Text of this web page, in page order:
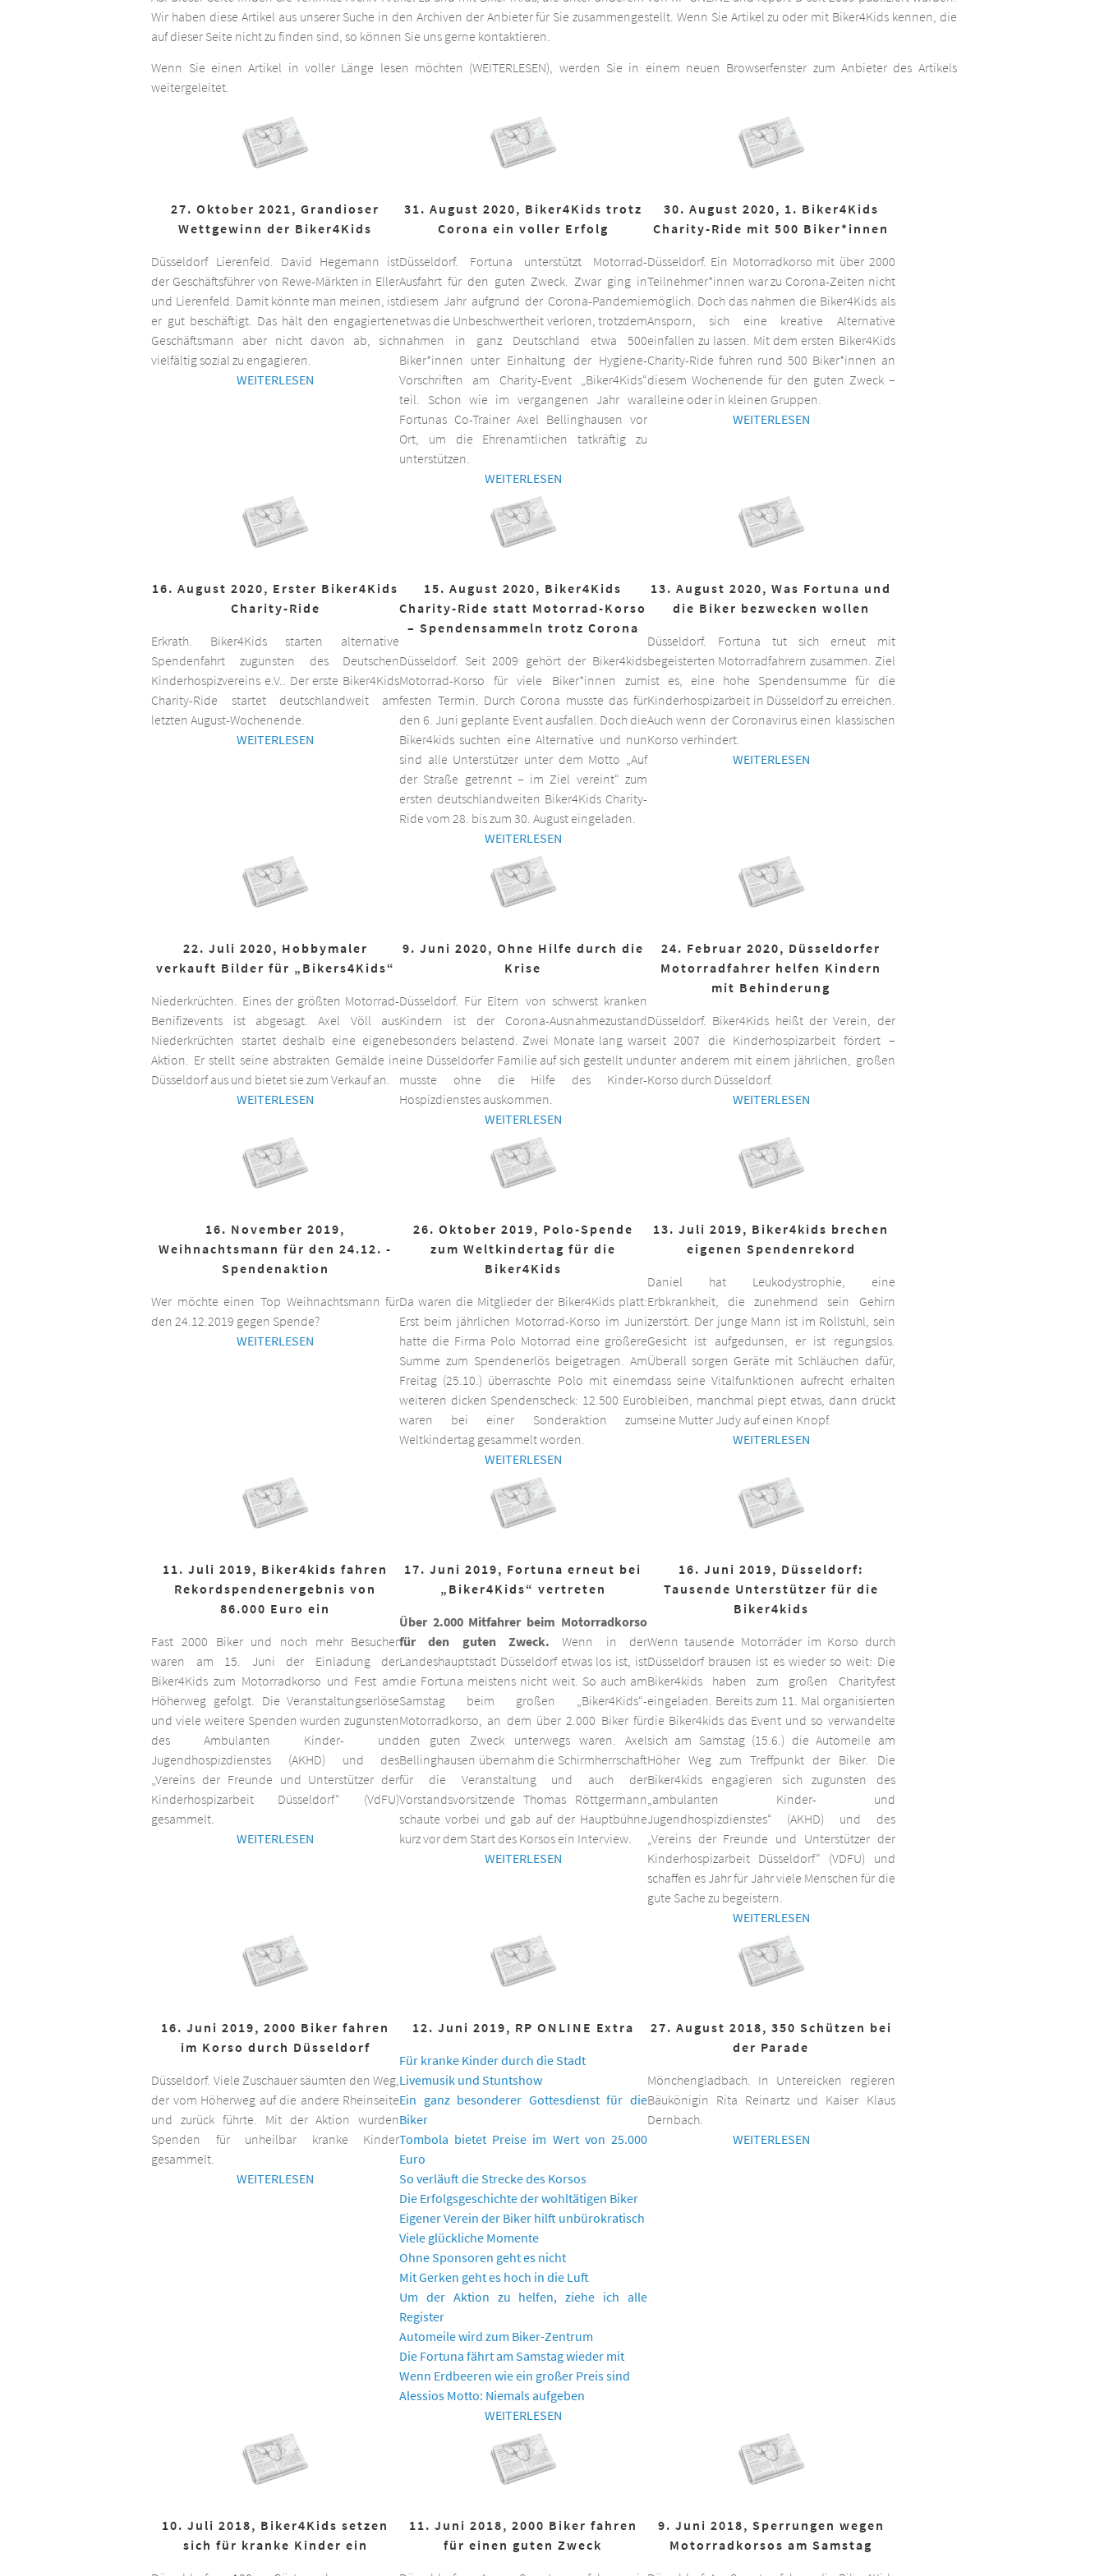
Wir haben diese Artikel aus unserer Suche in den Archiven der Anbieter für Sie zusammengestellt. Wenn Sie Artikel zu oder mit Biker4Kids kennen, die
auf dieser Seite nicht zu finden sind, so können Sie uns gerne kontaktieren.
Wenn Sie einen Artikel in voller Länge lesen möchten (WEITERLESEN), werden Sie in einem neuen Browserfenster zum Anbieter des Artikels
weitergeleitet.
27. Oktober 2021, Grandioser
Wettgewinn der Biker4Kids
Düsseldorf Lierenfeld. David Hegemann ist
der Geschäftsführer von Rewe-Märkten in Eller
und Lierenfeld. Damit könnte man meinen, ist
er gut beschäftigt. Das hält den engagierten
Geschäftsmann aber nicht davon ab, sich
vielfältig sozial zu engagieren.
WEITERLESEN
31. August 2020, Biker4Kids trotz
Corona ein voller Erfolg
Düsseldorf. Fortuna unterstützt Motorrad-
Ausfahrt für den guten Zweck. Zwar ging in
diesem Jahr aufgrund der Corona-Pandemie
etwas die Unbeschwertheit verloren, trotzdem
nahmen in ganz Deutschland etwa 500
Biker*innen unter Einhaltung der Hygiene-
Vorschriften am Charity-Event „Biker4Kids“
teil. Schon wie im vergangenen Jahr war
Fortunas Co-Trainer Axel Bellinghausen vor
Ort, um die Ehrenamtlichen tatkräftig zu
unterstützen.
WEITERLESEN
30. August 2020, 1. Biker4Kids
Charity-Ride mit 500 Biker*innen
Düsseldorf. Ein Motorradkorso mit über 2000
Teilnehmer*innen war zu Corona-Zeiten nicht
möglich. Doch das nahmen die Biker4Kids als
Ansporn, sich eine kreative Alternative
einfallen zu lassen. Mit dem ersten Biker4Kids
Charity-Ride fuhren rund 500 Biker*innen an
diesem Wochenende für den guten Zweck –
alleine oder in kleinen Gruppen.
WEITERLESEN
16. August 2020, Erster Biker4Kids
Charity-Ride
Erkrath. Biker4Kids starten alternative
Spendenfahrt zugunsten des Deutschen
Kinderhospizvereins e.V.. Der erste Biker4Kids
Charity-Ride startet deutschlandweit am
letzten August-Wochenende.
WEITERLESEN
15. August 2020, Biker4Kids
Charity-Ride statt Motorrad-Korso
– Spendensammeln trotz Corona
Düsseldorf. Seit 2009 gehört der Biker4kids
Motorrad-Korso für viele Biker*innen zum
festen Termin. Durch Corona musste das für
den 6. Juni geplante Event ausfallen. Doch die
Biker4kids suchten eine Alternative und nun
sind alle Unterstützer unter dem Motto „Auf
der Straße getrennt – im Ziel vereint“ zum
ersten deutschlandweiten Biker4Kids Charity-
Ride vom 28. bis zum 30. August eingeladen.
WEITERLESEN
13. August 2020, Was Fortuna und
die Biker bezwecken wollen
Düsseldorf. Fortuna tut sich erneut mit
begeisterten Motorradfahrern zusammen. Ziel
ist es, eine hohe Spendensumme für die
Kinderhospizarbeit in Düsseldorf zu erreichen.
Auch wenn der Coronavirus einen klassischen
Korso verhindert.
WEITERLESEN
22. Juli 2020, Hobbymaler
verkauft Bilder für „Bikers4Kids“
Niederkrüchten. Eines der größten Motorrad-
Benifizevents ist abgesagt. Axel Völl aus
Niederkrüchten startet deshalb eine eigene
Aktion. Er stellt seine abstrakten Gemälde in
Düsseldorf aus und bietet sie zum Verkauf an.
WEITERLESEN
9. Juni 2020, Ohne Hilfe durch die
Krise
Düsseldorf. Für Eltern von schwerst kranken
Kindern ist der Corona-Ausnahmezustand
besonders belastend. Zwei Monate lang war
eine Düsseldorfer Familie auf sich gestellt und
musste ohne die Hilfe des Kinder-
Hospizdienstes auskommen.
WEITERLESEN
24. Februar 2020, Düsseldorfer
Motorradfahrer helfen Kindern
mit Behinderung
Düsseldorf. Biker4Kids heißt der Verein, der
seit 2007 die Kinderhospizarbeit fördert –
unter anderem mit einem jährlichen, großen
Korso durch Düsseldorf.
WEITERLESEN
16. November 2019,
Weihnachtsmann für den 24.12. -
Spendenaktion
Wer möchte einen Top Weihnachtsmann für
den 24.12.2019 gegen Spende?
WEITERLESEN
26. Oktober 2019, Polo-Spende
zum Weltkindertag für die
Biker4Kids
Da waren die Mitglieder der Biker4Kids platt:
Erst beim jährlichen Motorrad-Korso im Juni
hatte die Firma Polo Motorrad eine größere
Summe zum Spendenerlös beigetragen. Am
Freitag (25.10.) überraschte Polo mit einem
weiteren dicken Spendenscheck: 12.500 Euro
waren bei einer Sonderaktion zum
Weltkindertag gesammelt worden.
WEITERLESEN
13. Juli 2019, Biker4kids brechen
eigenen Spendenrekord
Daniel hat Leukodystrophie, eine
Erbkrankheit, die zunehmend sein Gehirn
zerstört. Der junge Mann ist im Rollstuhl, sein
Gesicht ist aufgedunsen, er ist regungslos.
Überall sorgen Geräte mit Schläuchen dafür,
dass seine Vitalfunktionen aufrecht erhalten
bleiben, manchmal piept etwas, dann drückt
seine Mutter Judy auf einen Knopf.
WEITERLESEN
11. Juli 2019, Biker4kids fahren
Rekordspendenergebnis von
86.000 Euro ein
Fast 2000 Biker und noch mehr Besucher
waren am 15. Juni der Einladung der
Biker4Kids zum Motorradkorso und Fest am
Höherweg gefolgt. Die Veranstaltungserlöse
und viele weitere Spenden wurden zugunsten
des Ambulanten Kinder- und
Jugendhospizdienstes (AKHD) und des
„Vereins der Freunde und Unterstützer der
Kinderhospizarbeit Düsseldorf“ (VdFU)
gesammelt.
WEITERLESEN
17. Juni 2019, Fortuna erneut bei
„Biker4Kids“ vertreten
Über 2.000 Mitfahrer beim Motorradkorso
für den guten Zweck. Wenn in der
Landeshauptstadt Düsseldorf etwas los ist, ist
die Fortuna meistens nicht weit. So auch am
Samstag beim großen „Biker4Kids“-
Motorradkorso, an dem über 2.000 Biker für
den guten Zweck unterwegs waren. Axel
Bellinghausen übernahm die Schirmherrschaft
für die Veranstaltung und auch der
Vorstandsvorsitzende Thomas Röttgermann
schaute vorbei und gab auf der Hauptbühne
kurz vor dem Start des Korsos ein Interview.
WEITERLESEN
16. Juni 2019, Düsseldorf:
Tausende Unterstützer für die
Biker4kids
Wenn tausende Motorräder im Korso durch
Düsseldorf brausen ist es wieder so weit: Die
Biker4kids haben zum großen Charityfest
eingeladen. Bereits zum 11. Mal organisierten
die Biker4kids das Event und so verwandelte
sich am Samstag (15.6.) die Automeile am
Höher Weg zum Treffpunkt der Biker. Die
Biker4kids engagieren sich zugunsten des
„ambulanten Kinder- und
Jugendhospizdienstes“ (AKHD) und des
„Vereins der Freunde und Unterstützer der
Kinderhospizarbeit Düsseldorf“ (VDFU) und
schaffen es Jahr für Jahr viele Menschen für die
gute Sache zu begeistern.
WEITERLESEN
16. Juni 2019, 2000 Biker fahren
im Korso durch Düsseldorf
Düsseldorf. Viele Zuschauer säumten den Weg,
der vom Höherweg auf die andere Rheinseite
und zurück führte. Mit der Aktion wurden
Spenden für unheilbar kranke Kinder
gesammelt.
WEITERLESEN
12. Juni 2019, RP ONLINE Extra
Für kranke Kinder durch die Stadt
Livemusik und Stuntshow
Ein ganz besonderer Gottesdienst für die
Biker
Tombola bietet Preise im Wert von 25.000
Euro
So verläuft die Strecke des Korsos
Die Erfolgsgeschichte der wohltätigen Biker
Eigener Verein der Biker hilft unbürokratisch
Viele glückliche Momente
Ohne Sponsoren geht es nicht
Mit Gerken geht es hoch in die Luft
Um der Aktion zu helfen, ziehe ich alle
Register
Automeile wird zum Biker-Zentrum
Die Fortuna fährt am Samstag wieder mit
Wenn Erdbeeren wie ein großer Preis sind
Alessios Motto: Niemals aufgeben
WEITERLESEN
27. August 2018, 350 Schützen bei
der Parade
Mönchengladbach. In Untereicken regieren
Bäukönigin Rita Reinartz und Kaiser Klaus
Dernbach.
WEITERLESEN
10. Juli 2018, Biker4Kids setzen
sich für kranke Kinder ein
11. Juni 2018, 2000 Biker fahren
für einen guten Zweck
9. Juni 2018, Sperrungen wegen
Motorradkorsos am Samstag